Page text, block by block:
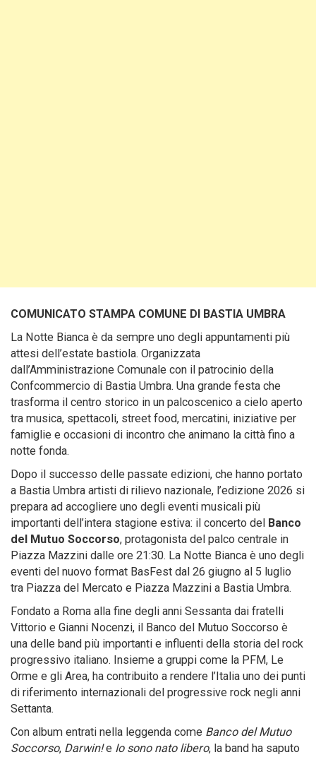
COMUNICATO STAMPA COMUNE DI BASTIA UMBRA
La Notte Bianca è da sempre uno degli appuntamenti più
attesi dell’estate bastiola. Organizzata
dall’Amministrazione Comunale con il patrocinio della
Confcommercio di Bastia Umbra. Una grande festa che
trasforma il centro storico in un palcoscenico a cielo aperto
tra musica, spettacoli, street food, mercatini, iniziative per
famiglie e occasioni di incontro che animano la città fino a
notte fonda.
Dopo il successo delle passate edizioni, che hanno portato
a Bastia Umbra artisti di rilievo nazionale, l’edizione 2026 si
prepara ad accogliere uno degli eventi musicali più
importanti dell’intera stagione estiva: il concerto del Banco
del Mutuo Soccorso, protagonista del palco centrale in
Piazza Mazzini dalle ore 21:30. La Notte Bianca è uno degli
eventi del nuovo format BasFest dal 26 giugno al 5 luglio
tra Piazza del Mercato e Piazza Mazzini a Bastia Umbra.
Fondato a Roma alla fine degli anni Sessanta dai fratelli
Vittorio e Gianni Nocenzi, il Banco del Mutuo Soccorso è
una delle band più importanti e influenti della storia del rock
progressivo italiano. Insieme a gruppi come la PFM, Le
Orme e gli Area, ha contribuito a rendere l’Italia uno dei punti
di riferimento internazionali del progressive rock negli anni
Settanta.
Con album entrati nella leggenda come Banco del Mutuo
Soccorso, Darwin!e Io sono nato libero, la band ha saputo